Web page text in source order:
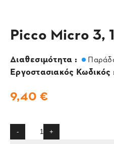
Picco Micro 3,
Διαθεσιμότητα :
Εργοστασιακός Κωδικός
9,40 €
- +